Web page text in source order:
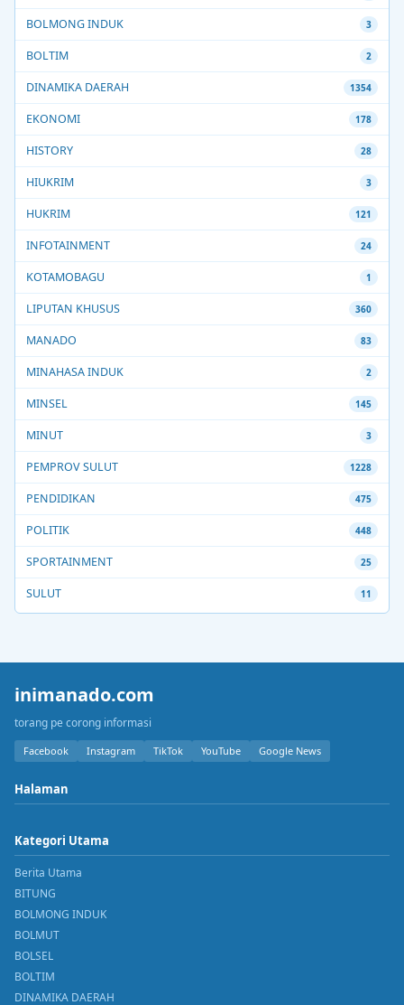
BOLMONG INDUK 3
BOLTIM 2
DINAMIKA DAERAH 1354
EKONOMI 178
HISTORY 28
HIUKRIM 3
HUKRIM 121
INFOTAINMENT 24
KOTAMOBAGU 1
LIPUTAN KHUSUS 360
MANADO 83
MINAHASA INDUK 2
MINSEL 145
MINUT 3
PEMPROV SULUT 1228
PENDIDIKAN 475
POLITIK 448
SPORTAINMENT 25
SULUT 11
inimanado.com
torang pe corong informasi
Facebook Instagram TikTok YouTube Google News
Halaman
Kategori Utama
Berita Utama
BITUNG
BOLMONG INDUK
BOLMUT
BOLSEL
BOLTIM
DINAMIKA DAERAH